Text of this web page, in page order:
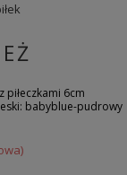
piłeczkami 6cm
babyblue-pudrowy